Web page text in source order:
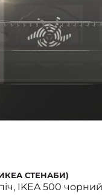
СТЕНАБИ)
IKEA 500